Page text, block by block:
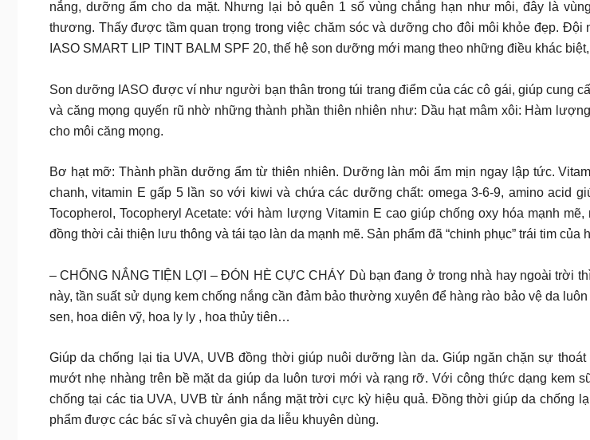
nắng, dưỡng ẩm cho da mặt. Nhưng lại bỏ quên 1 số vùng chẳng hạn như môi, đây là
thương. Thấy được tầm quan trọng trong việc chăm sóc và dưỡng cho đôi môi khỏe đẹp.
IASO SMART LIP TINT BALM SPF 20, thế hệ son dưỡng mới mang theo những điều khác
Son dưỡng IASO được ví như người bạn thân trong túi trang điểm của các cô gái, giúp cung
và căng mọng quyến rũ nhờ những thành phần thiên nhiên như: Dầu hạt mâm xôi: Hàm
cho môi căng mọng.
Bơ hạt mỡ: Thành phần dưỡng ẩm từ thiên nhiên. Dưỡng làn môi ẩm mịn ngay lập tức.
chanh, vitamin E gấp 5 lần so với kiwi và chứa các dưỡng chất: omega 3-6-9, amino acid
Tocopherol, Tocopheryl Acetate: với hàm lượng Vitamin E cao giúp chống oxy hóa mạnh
đồng thời cải thiện lưu thông và tái tạo làn da mạnh mẽ. Sản phẩm đã “chinh phục” trái tim của
– CHỐNG NẮNG TIỆN LỢI – ĐÓN HÈ CỰC CHÁY Dù bạn đang ở trong nhà hay ngoài trời
này, tần suất sử dụng kem chống nắng cần đảm bảo thường xuyên để hàng rào bảo vệ da
sen, hoa diên vỹ, hoa ly ly , hoa thủy tiên…
Giúp da chống lại tia UVA, UVB đồng thời giúp nuôi dưỡng làn da. Giúp ngăn chặn sự
mướt nhẹ nhàng trên bề mặt da giúp da luôn tươi mới và rạng rỡ. Với công thức dạng kem
chống tại các tia UVA, UVB từ ánh nắng mặt trời cực kỳ hiệu quả. Đồng thời giúp da chống
phẩm được các bác sĩ và chuyên gia da liễu khuyên dùng.